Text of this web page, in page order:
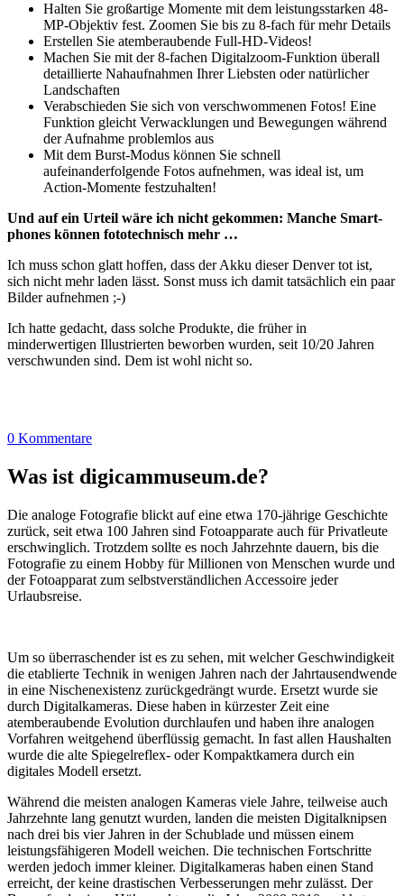
Halten Sie großartige Momente mit dem leistungsstarken 48-
MP-Objektiv fest. Zoomen Sie bis zu 8-fach für mehr Details
Erstellen Sie atemberaubende Full-HD-Videos!
Machen Sie mit der 8-fachen Digitalzoom-Funktion überall
detaillierte Nahaufnahmen Ihrer Liebsten oder natürlicher
Landschaften
Verabschieden Sie sich von verschwommenen Fotos! Eine
Funktion gleicht Verwacklungen und Bewegungen während
der Aufnahme problemlos aus
Mit dem Burst-Modus können Sie schnell
aufeinanderfolgende Fotos aufnehmen, was ideal ist, um
Action-Momente festzuhalten!
Und auf ein Urteil wäre ich nicht gekommen: Man­che Smart­
pho­nes kön­nen foto­tech­nisch mehr …
Ich muss schon glatt hoffen, dass der Akku dieser Denver tot ist,
sich nicht mehr laden lässt. Sonst muss ich damit tatsächlich ein paar
Bilder aufnehmen ;-)
Ich hatte gedacht, dass solche Produkte, die früher in
minderwertigen Illustrierten beworben wurden, seit 10/20 Jahren
verschwunden sind. Dem ist wohl nicht so.
0 Kommentare
Was ist digicammuseum.de?
Die analoge Fotografie blickt auf eine etwa 170-jährige Geschichte
zurück, seit etwa 100 Jahren sind Fotoapparate auch für Privatleute
erschwinglich. Trotzdem sollte es noch Jahrzehnte dauern, bis die
Fotografie zu einem Hobby für Millionen von Menschen wurde und
der Fotoapparat zum selbstverständlichen Accessoire jeder
Urlaubsreise.
Um so überraschender ist es zu sehen, mit welcher Geschwindigkeit
die etablierte Technik in wenigen Jahren nach der Jahrtausendwende
in eine Nischenexistenz zurückgedrängt wurde. Ersetzt wurde sie
durch Digitalkameras. Diese haben in kürzester Zeit eine
atemberaubende Evolution durchlaufen und haben ihre analogen
Vorfahren weitgehend überflüssig gemacht. In fast allen Haushalten
wurde die alte Spiegelreflex- oder Kompaktkamera durch ein
digitales Modell ersetzt.
Während die meisten analogen Kameras viele Jahre, teilweise auch
Jahrzehnte lang genutzt wurden, landen die meisten Digitalknipsen
nach drei bis vier Jahren in der Schublade und müssen einem
leistungsfähigeren Modell weichen. Die technischen Fortschritte
werden jedoch immer kleiner. Digitalkameras haben einen Stand
erreicht, der keine drastischen Verbesserungen mehr zulässt. Der